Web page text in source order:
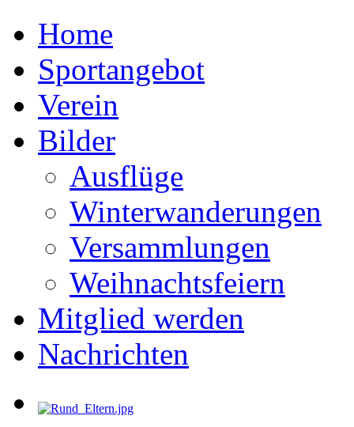
Home
Sportangebot
Verein
Bilder
Ausflüge
Winterwanderungen
Versammlungen
Weihnachtsfeiern
Mitglied werden
Nachrichten